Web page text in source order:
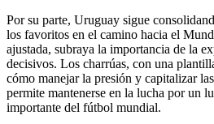
Por su parte, Uruguay sigue
los favoritos en el camino hacia el
ajustada, subraya la importancia de la
decisivos. Los charrúas, con una
cómo manejar la presión y capitalizar
permite mantenerse en la lucha por un
importante del fútbol mundial.